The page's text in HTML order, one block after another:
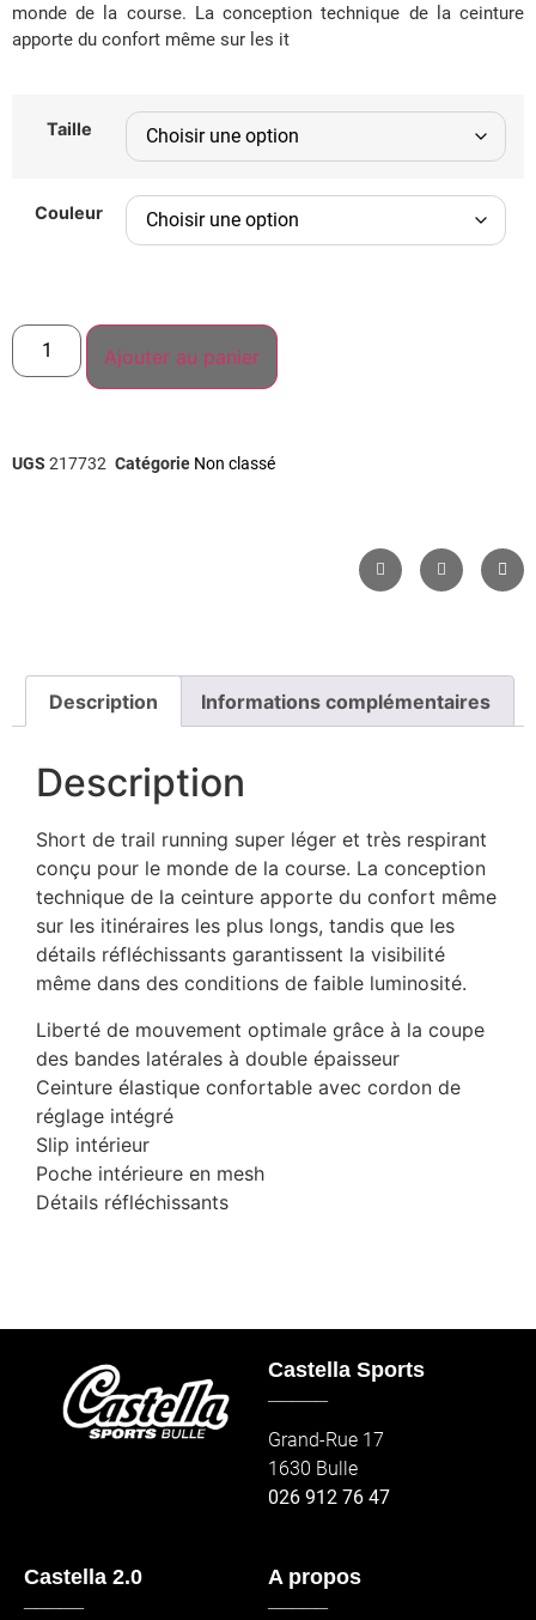
monde de la course. La conception technique de la ceinture
apporte du confort même sur les it
Taille
Couleur
Ajouter au panier
UGS 217732 Catégorie Non classé
Description Informations complémentaires
Description
Short de trail running super léger et très respirant
conçu pour le monde de la course. La conception
technique de la ceinture apporte du confort même
sur les itinéraires les plus longs, tandis que les
détails réfléchissants garantissent la visibilité
même dans des conditions de faible luminosité.
Liberté de mouvement optimale grâce à la coupe
des bandes latérales à double épaisseur
Ceinture élastique confortable avec cordon de
réglage intégré
Slip intérieur
Poche intérieure en mesh
Détails réfléchissants
Castella Sports
Grand-Rue 17
1630 Bulle
026 912 76 47
Castella 2.0
A propos